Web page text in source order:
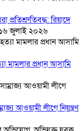
প্রতিশ্রুতিবদ্ধ: রিয়াদে
জুলাই ২০২৬
মামলার প্রধান আসামি
আওয়ামী লীগে নিয়ন্ত্রণ